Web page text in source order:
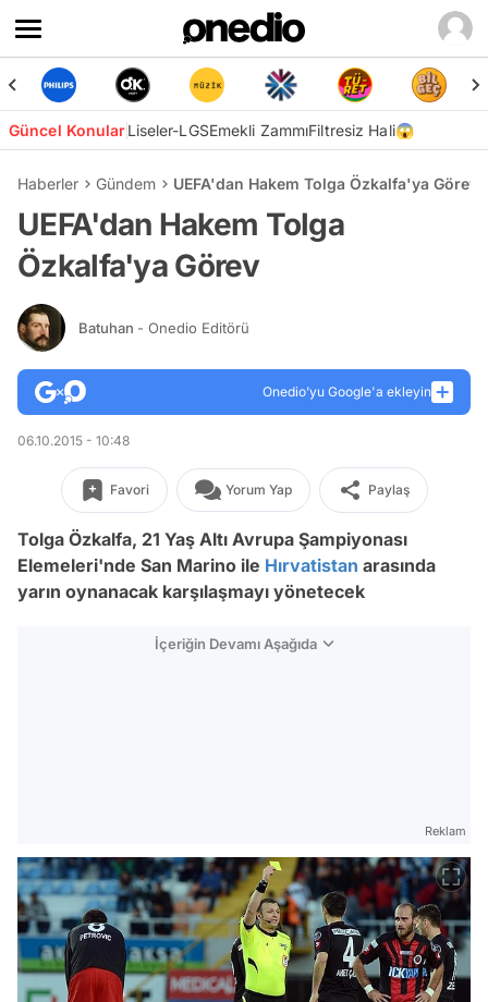
Güncel KonularLiseler-LGSEmekli ZammıFiltresiz Hali😱
Haberler Gündem UEFA'dan Hakem Tolga Özkalfa'ya Görev
UEFA'dan Hakem Tolga
Özkalfa'ya Görev
Batuhan - Onedio Editörü
Onedio’yu Google'a ekleyin
06.10.2015 - 10:48
Favori Yorum Yap Paylaş
Tolga Özkalfa, 21 Yaş Altı Avrupa Şampiyonası
Elemeleri'nde San Marino ile Hırvatistan arasında
yarın oynanacak karşılaşmayı yönetecek
İçeriğin Devamı Aşağıda
Reklam